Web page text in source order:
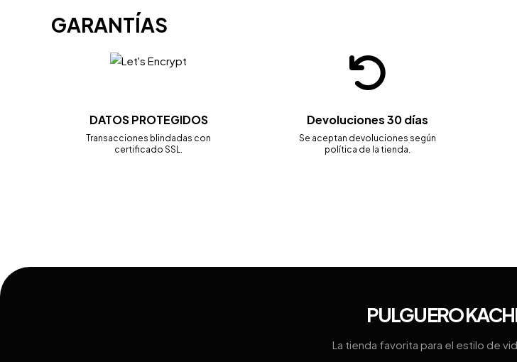
GARANTÍAS
DATOS PROTEGIDOS
Transacciones blindadas con
certificado SSL.
Devoluciones 30 días
Se aceptan devoluciones según
política de la tienda.
PULGUERO
La tienda favorita para el estilo de